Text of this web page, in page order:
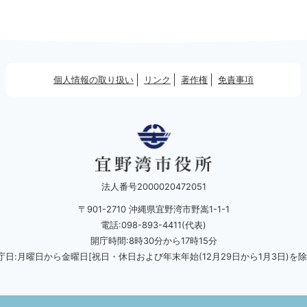
個人情報の取り扱い リンク 著作権 免責事項
法人番号2000020472051
〒901-2710 沖縄県宜野湾市野嵩1-1-1
電話:098-893-4411(代表)
開庁時間:8時30分から17時15分
日:月曜日から金曜日[祝日・休日および年末年始(12月29日から1月3日)を